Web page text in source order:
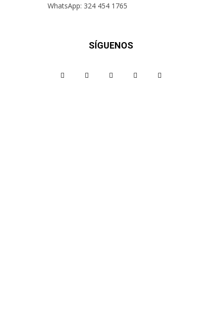
WhatsApp: 324 454 1765
SÍGUENOS